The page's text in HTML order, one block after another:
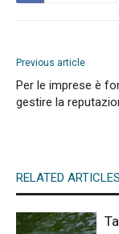
Previous article
Per le imprese è
gestire la
RELATED ARTICLES